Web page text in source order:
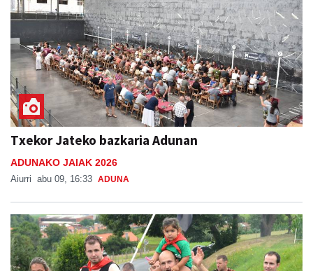
Txekor Jateko bazkaria Adunan
ADUNAKO JAIAK 2026
Aiurri abu 09, 16:33 ADUNA